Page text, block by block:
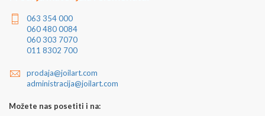
Za dodatne informacije kontaktirajte nas putem e-
mailprodaja@joilart.com
063 354 000
060 480 0084
060 303 7070
011 8302 700
prodaja@joilart.com
administracija@joilart.com
Možete nas posetiti i na: